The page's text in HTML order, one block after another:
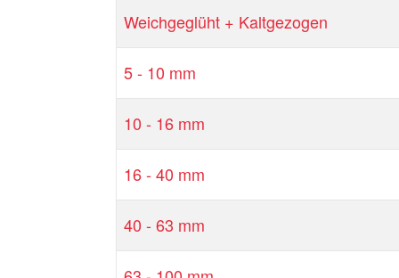
Weichgeglüht + Kaltgezogen
5 - 10 mm
10 - 16 mm
16 - 40 mm
40 - 63 mm